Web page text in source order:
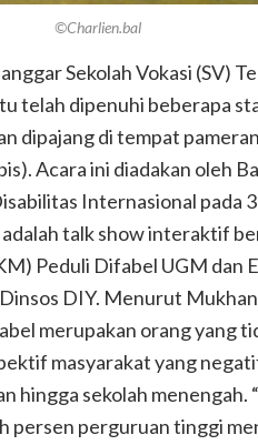
©Charlien.bal
Sekolah Vokasi (SV)
telah dipenuhi beberapa
dipajang di tempat
Acara ini diadakan oleh
Internasional pada
talk show interaktif
Peduli Difabel UGM dan
DIY. Menurut
merupakan orang yang
masyarakat yang
hingga sekolah
persen perguruan tinggi